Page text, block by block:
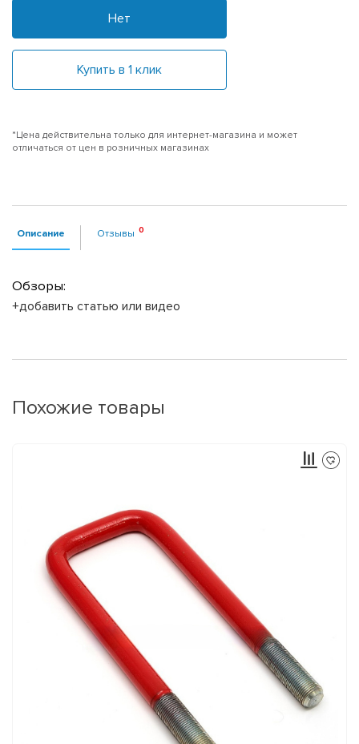
Нет
Купить в 1 клик
*Цена действительна только для интернет-магазина и может
отличаться от цен в розничных магазинах
Описание Отзывы
Обзоры:
+добавить статью или видео
Похожие товары